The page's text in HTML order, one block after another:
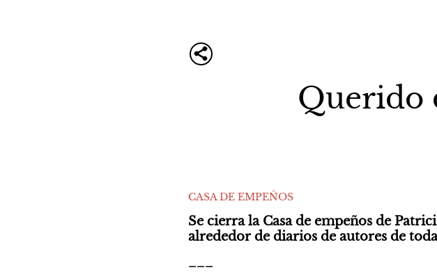
Querido
CASA DE EMPEÑOS
Se cierra la Casa de empeños de
alrededor de diarios de autores de